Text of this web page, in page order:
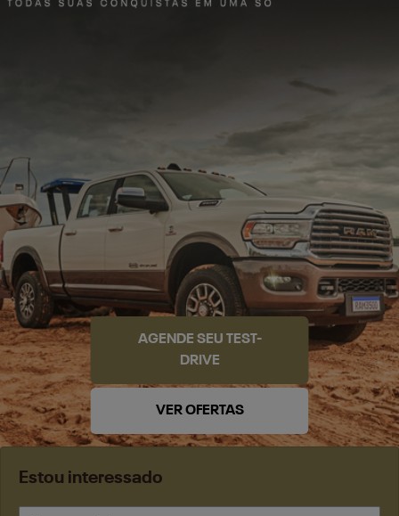
Estou interessado
AGENDE SEU TEST-
DRIVE
VER OFERTAS